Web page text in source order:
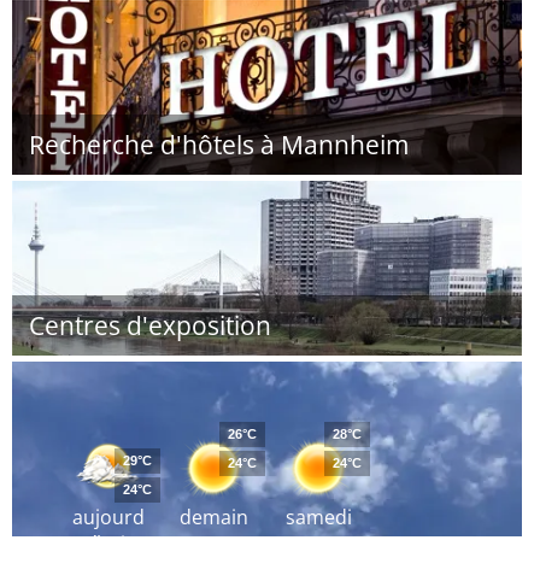
Recherche d'hôtels à Mannheim
Centres d'exposition
aujourd
´hui
29°C
24°C
demain
26°C
24°C
samedi
28°C
24°C